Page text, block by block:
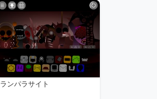
ランパラサイト